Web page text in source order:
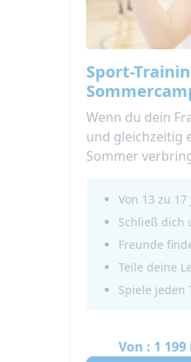
Sport-
Wenn du dein
und gleichzeitig
Sommer
Frankreich
Sportarten an,
Wähle deinen
mit
für eine oder
authentische
Volleyball-
Von 13 zu 17
Von : 1 199